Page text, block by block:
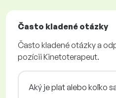
Často kladené otázky
Často kladené otázky a
pozícii Kinetoterapeut.
Aký je plat alebo koľko